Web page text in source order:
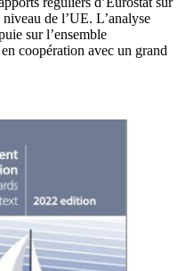
de l’UE. L’analyse
sur l’ensemble
coopération avec un grand